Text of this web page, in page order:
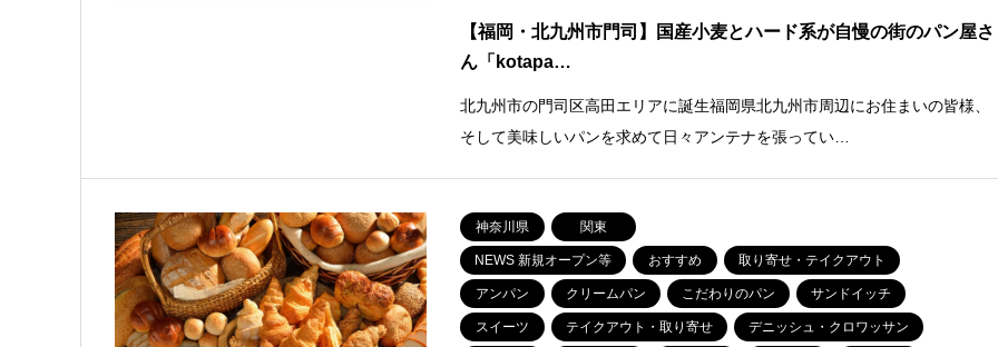
【福岡・北九州市門司】国産小麦とハード系が自慢の街のパン屋さ
ん「kotapa…
北九州市の門司区高田エリアに誕生福岡県北九州市周辺にお住まいの皆様、
そして美味しいパンを求めて日々アンテナを張ってい…
神奈川県 関東
NEWS 新規オープン等 おすすめ 取り寄せ・テイクアウト
アンパン クリームパン こだわりのパン サンドイッチ
スイーツ テイクアウト・取り寄せ デニッシュ・クロワッサン